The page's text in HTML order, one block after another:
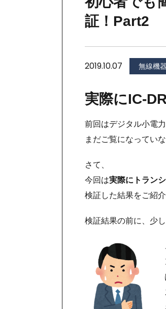
証！Part2
2019.10.07 無線機器
実際にIC-
前回はデジタル小電
まだご覧になってい
さて、
今回は実際にトラン
検証した結果をご紹介
検証結果の前に、少